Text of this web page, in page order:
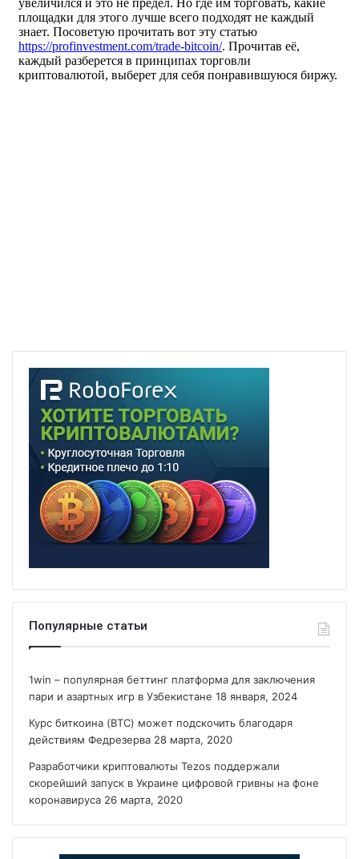
Популярные статьи
1win – популярная беттинг платформа для заключения
пари и азартных игр в Узбекистане 18 января, 2024
Курс биткоина (BTC) может подскочить благодаря
действиям Федрезерва 28 марта, 2020
Разработчики криптовалюты Tezos поддержали
скорейший запуск в Украине цифровой гривны на фоне
коронавируса 26 марта, 2020